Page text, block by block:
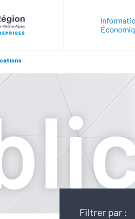
Filtrer par :